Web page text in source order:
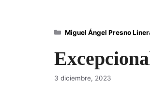
3 diciembre, 2023
Categorías
Miguel Ángel Presno